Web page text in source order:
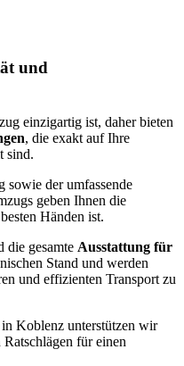
und
einzigartig ist, daher bieten
, die exakt auf Ihre
sind.
sowie der umfassende
geben Ihnen die
Händen ist.
die gesamte Ausstattung für
Stand und werden
und effizienten Transport zu
Koblenz unterstützen wir
für einen